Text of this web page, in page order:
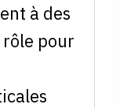
à des
pour